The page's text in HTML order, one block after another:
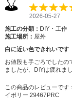
2026-05-27
施工の分類： DIY・工作
施工場所： 屋外
白に近い色できれいです
お値段も手ごろでしたの
ましたが、DIYは疲れまし
この商品のレビューです：
イボリー 29467PRC